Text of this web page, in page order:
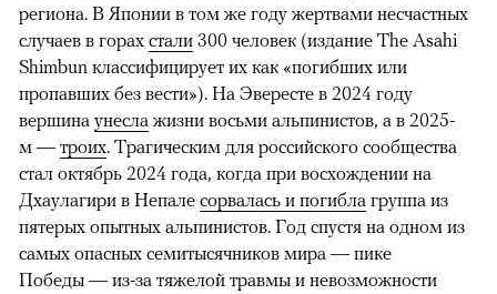
региона. В Японии в том же году жертвами несчастных
случаев в горах стали 300 человек (издание The Asahi
Shimbun классифицирует их как «погибших или
пропавших без вести»). На Эвересте в 2024 году
вершина унесла жизни восьми альпинистов, а в 2025-
м — троих. Трагическим для российского сообщества
стал октябрь 2024 года, когда при восхождении на
Дхаулагири в Непале сорвалась и погибла группа из
пятерых опытных альпинистов. Год спустя на одном из
самых опасных семитысячников мира — пике
Победы — из-за тяжелой травмы и невозможности